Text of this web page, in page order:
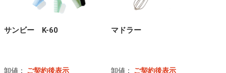
サンビー K-60
卸値： ご契約後表示
マドラー
卸値： ご契約後表示